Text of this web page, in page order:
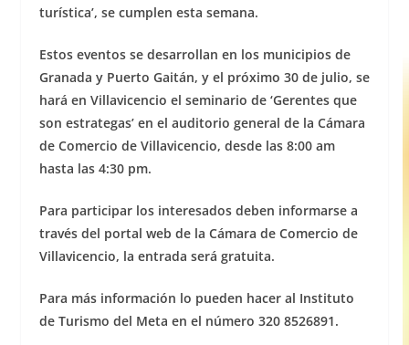
turística’, se cumplen esta semana.
Estos eventos se desarrollan en los municipios de
Granada y Puerto Gaitán, y el próximo 30 de julio, se
hará en Villavicencio el seminario de ‘Gerentes que
son estrategas’ en el auditorio general de la Cámara
de Comercio de Villavicencio, desde las 8:00 am
hasta las 4:30 pm.
Para participar los interesados deben informarse a
través del portal web de la Cámara de Comercio de
Villavicencio, la entrada será gratuita.
Para más información lo pueden hacer al Instituto
de Turismo del Meta en el número 320 8526891.